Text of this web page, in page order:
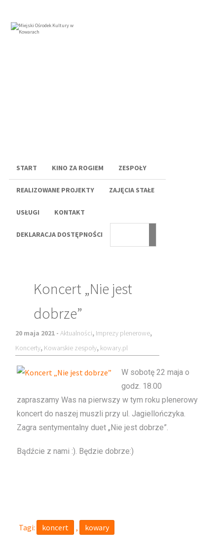
START KINO ZA ROGIEM ZESPOŁY
REALIZOWANE PROJEKTY ZAJĘCIA STAŁE
USŁUGI KONTAKT
DEKLARACJA DOSTĘPNOŚCI
Koncert „Nie jest
dobrze”
20 maja 2021 - Aktualności, Imprezy plenerowe,
Koncerty, Kowarskie zespoły, kowary.pl
W sobotę 22 maja o
godz. 18.00
zapraszamy Was na pierwszy w tym roku plenerowy
koncert do naszej muszli przy ul. Jagiellończyka.
Zagra sentymentalny duet „Nie jest dobrze”.
Bądźcie z nami :). Będzie dobrze:)
Tagi: koncert , kowary